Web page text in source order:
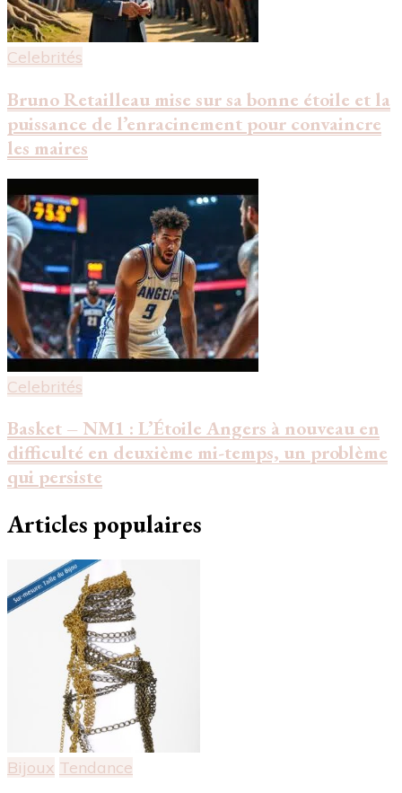
Celebrités
Bruno Retailleau mise sur sa bonne étoile et la
puissance de l’enracinement pour convaincre
les maires
Celebrités
Basket – NM1 : L’Étoile Angers à nouveau en
difficulté en deuxième mi-temps, un problème
qui persiste
Articles populaires
Bijoux Tendance